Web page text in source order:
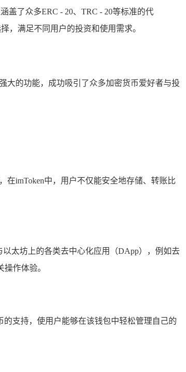
盖了众多ERC - 20、TRC - 20等标准的代
，满足不同用户的投资和使用需求。
大的功能，成功吸引了众多加密货币爱好者与投
在imToken中，用户不仅能安全地存储、转账比
太坊上的各类去中心化应用（DApp），例如去
作体验。
支持，使用户能够在该钱包中轻松管理自己的